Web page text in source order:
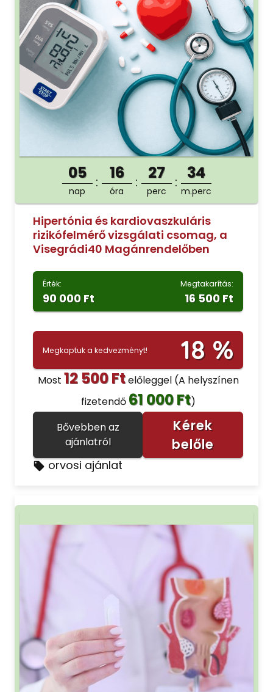
05
nap
16
óra
27
perc
33
m.perc
Hipertónia és kardiovaszkuláris
rizikófelmérő vizsgálati csomag, a
Visegrádi40 Magánrendelőben
Érték:
90 000 Ft
Megtakarítás:
16 500 Ft
Megkaptuk a kedvezményt! 18 %
Most 12 500 Ftelőleggel (A helyszínen
fizetendő 61 000 Ft)
Bővebben az
ajánlatról
Kérek
belőle
orvosi ajánlat